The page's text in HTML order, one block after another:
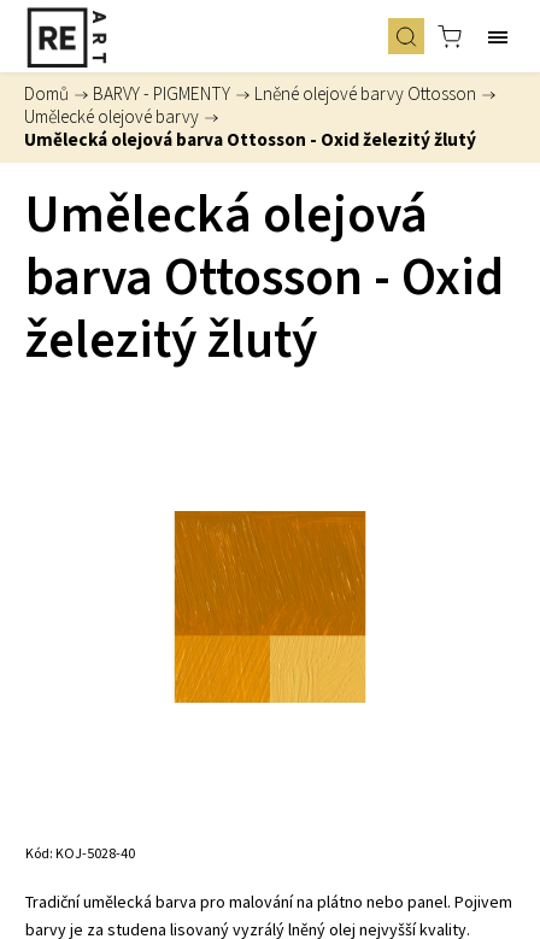
Domů / BARVY - PIGMENTY / Lněné olejové barvy Ottosson /
Umělecké olejové barvy /
Umělecká olejová barva Ottosson - Oxid železitý žlutý
Umělecká olejová
barva Ottosson - Oxid
železitý žlutý
Kód: KOJ-5028-40
Tradiční umělecká barva pro malování na plátno nebo panel. Pojivem
barvy je za studena lisovaný vyzrálý lněný olej nejvyšší kvality.